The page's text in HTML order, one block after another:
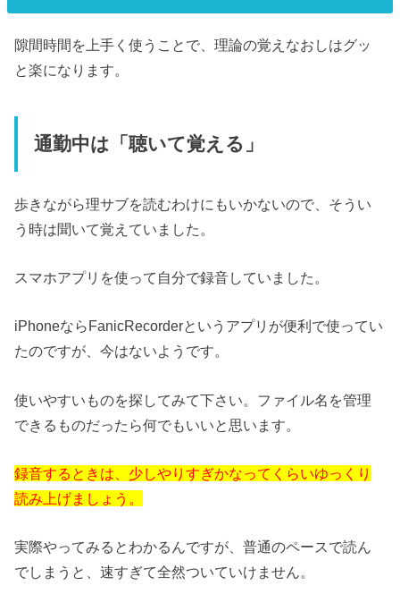
隙間時間を上手く使うことで、理論の覚えなおしはグッ
と楽になります。
通勤中は「聴いて覚える」
歩きながら理サブを読むわけにもいかないので、そうい
う時は聞いて覚えていました。
スマホアプリを使って自分で録音していました。
iPhoneならFanicRecorderというアプリが便利で使ってい
たのですが、今はないようです。
使いやすいものを探してみて下さい。ファイル名を管理
できるものだったら何でもいいと思います。
録音するときは、少しやりすぎかなってくらいゆっくり
読み上げましょう。
実際やってみるとわかるんですが、普通のペースで読ん
でしまうと、速すぎて全然ついていけません。